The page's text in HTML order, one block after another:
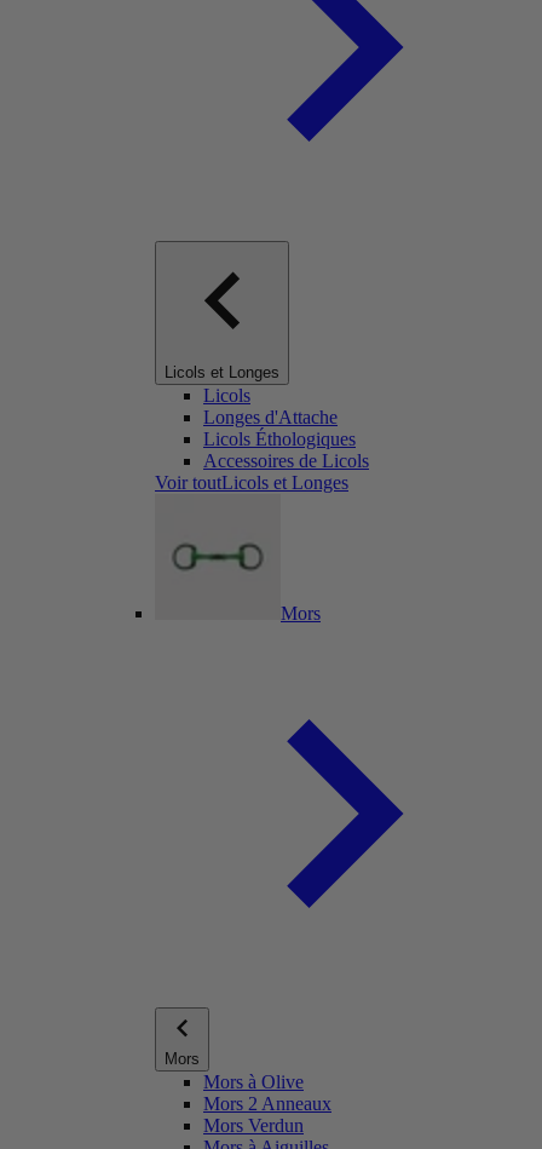
Licols et Longes
Licols
Longes d'Attache
Licols Éthologiques
Accessoires de Licols
Voir toutLicols et Longes
Mors
Mors
Mors à Olive
Mors 2 Anneaux
Mors Verdun